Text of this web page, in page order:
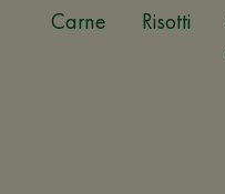
Carne Risotti